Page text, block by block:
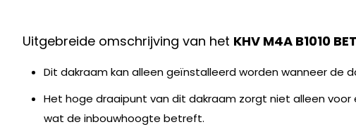
Uitgebreide omschrijving van het KHV M4A B1010
Dit dakraam kan alleen geïnstalleerd worden wanneer de
Het hoge draaipunt van dit dakraam zorgt niet alleen
wat de inbouwhoogte betreft.